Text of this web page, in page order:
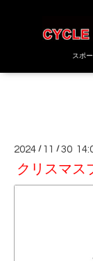
スポ
2024 / 11 /30
クリスマス